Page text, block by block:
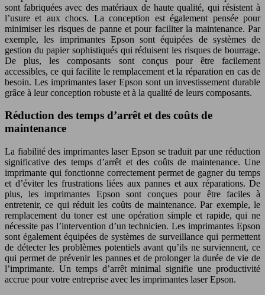
sont fabriquées avec des matériaux de haute qualité, qui résistent à
l’usure et aux chocs. La conception est également pensée pour
minimiser les risques de panne et pour faciliter la maintenance. Par
exemple, les imprimantes Epson sont équipées de systèmes de
gestion du papier sophistiqués qui réduisent les risques de bourrage.
De plus, les composants sont conçus pour être facilement
accessibles, ce qui facilite le remplacement et la réparation en cas de
besoin. Les imprimantes laser Epson sont un investissement durable
grâce à leur conception robuste et à la qualité de leurs composants.
Réduction des temps d’arrêt et des coûts de
maintenance
La fiabilité des imprimantes laser Epson se traduit par une réduction
significative des temps d’arrêt et des coûts de maintenance. Une
imprimante qui fonctionne correctement permet de gagner du temps
et d’éviter les frustrations liées aux pannes et aux réparations. De
plus, les imprimantes Epson sont conçues pour être faciles à
entretenir, ce qui réduit les coûts de maintenance. Par exemple, le
remplacement du toner est une opération simple et rapide, qui ne
nécessite pas l’intervention d’un technicien. Les imprimantes Epson
sont également équipées de systèmes de surveillance qui permettent
de détecter les problèmes potentiels avant qu’ils ne surviennent, ce
qui permet de prévenir les pannes et de prolonger la durée de vie de
l’imprimante. Un temps d’arrêt minimal signifie une productivité
accrue pour votre entreprise avec les imprimantes laser Epson.